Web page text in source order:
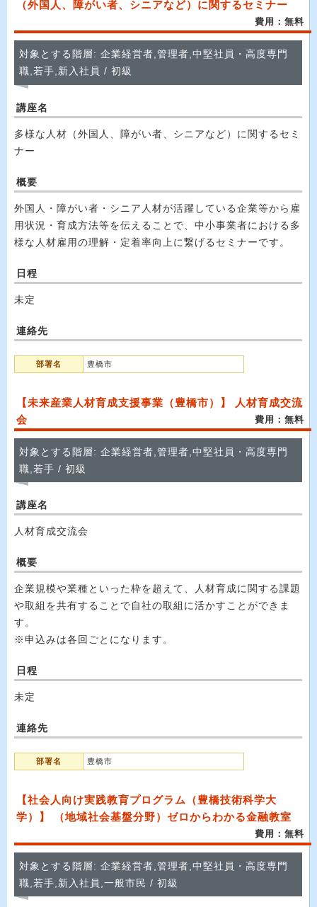
（外国人、障がい者、シニアなど）に関するセミナー
費用：無料
対象とする階層: 企業経営者,管理者,中堅社員・高度専門
職,若手,新入社員 / 初級
講座名
多様な人材（外国人、障がい者、シニアなど）に関するセミ
ナー
概要
外国人・障がい者・シニア人材が活躍している企業等から雇
用状況・育成方法等を伝えることで、中小事業者における多
様な人材雇用の理解・定着率向上に繋げるセミナーです。
日程
未定
連絡先
部署名 豊橋市
【未来産業人材育成支援事業（豊橋市）】 人材育成交流
会
費用：無料
対象とする階層: 企業経営者,管理者,中堅社員・高度専門
職,若手 / 初級
講座名
人材育成交流会
概要
企業規模や業種といった枠を超えて、人材育成に関する課題
や取組を共有することで自社の取組に活かすことができま
す。
※申込みは各回ごとになります。
日程
未定
連絡先
部署名 豊橋市
【社会人向け実践教育プログラム（豊橋技術科学大
学）】 （地域社会基盤分野）ゼロからわかる金融教室
費用：無料
対象とする階層: 企業経営者,管理者,中堅社員・高度専門
職,若手,新入社員,一般市民 / 初級